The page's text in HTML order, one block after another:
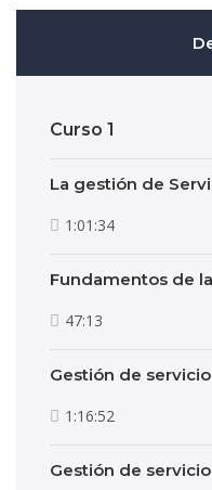
Curso 1
La gestión de
1:01:34
Fundamentos de
47:13
Gestión de
1:16:52
Gestión de